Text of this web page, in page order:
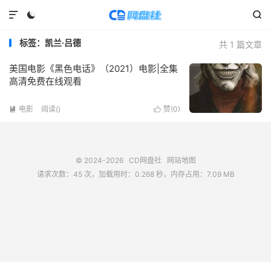
 

共 1 篇文章
标签：凯兰·吕德
美国电影《黑色电话》（2021）电影|全集
高清免费在线观看
 赞(0)
 电影 阅读()
© 2024-2026 CD网盘社
网站地图
请求次数：45 次，加载用时：0.268 秒，内存占用：7.09 MB